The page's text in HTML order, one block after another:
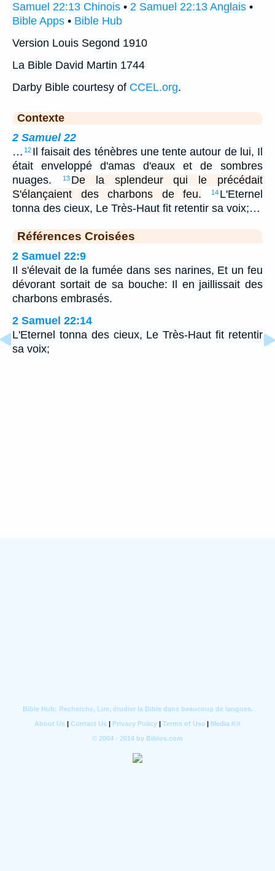
Samuel 22:13 Chinois • 2 Samuel 22:13 Anglais •
Bible Apps • Bible Hub
Version Louis Segond 1910
La Bible David Martin 1744
Darby Bible courtesy of CCEL.org.
Contexte
2 Samuel 22
… 12 Il faisait des ténèbres une tente autour de lui, Il
était enveloppé d'amas d'eaux et de sombres
nuages.
13 De la splendeur qui le précédait
S'élançaient des charbons de feu.
14 L'Eternel
tonna des cieux, Le Très-Haut fit retentir sa voix;…
Références Croisées
2 Samuel 22:9
Il s'élevait de la fumée dans ses narines, Et un feu
dévorant sortait de sa bouche: Il en jaillissait des
charbons embrasés.
2 Samuel 22:14
L'Eternel tonna des cieux, Le Très-Haut fit retentir
sa voix;